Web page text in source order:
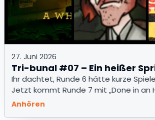
27. Juni 2026
Tri-bunal #07 – Ein heißer
Ihr dachtet, Runde 6 hätte kurze
Jetzt kommt Runde 7 mit „Done in an
Anhören